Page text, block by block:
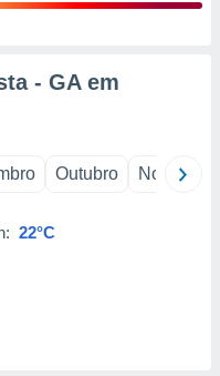
- GA em
Outubro Novembro
22°C